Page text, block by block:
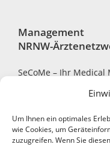
Um Ihnen ein optimales
wie Cookies, um
zuzugreifen. Wenn Sie
Management
NRNW-
SeCoMe – Ihr